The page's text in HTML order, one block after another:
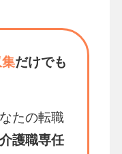
だけでも
たの転職
介護職専任